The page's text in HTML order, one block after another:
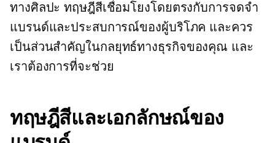
ทางศิลปะ ทฤษฎีสีเชื่อมโยงโดยตรงกับการจดจำ
แบรนด์และประสบการณ์ของผู้บริโภค และควร
เป็นส่วนสำคัญในกลยุทธ์ทางธุรกิจของคุณ และ
เราต้องการที่จะช่วย
ทฤษฎีสีและเอกลักษณ์ของ